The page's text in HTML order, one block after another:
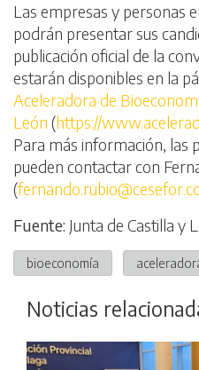
Las empresas y personas
podrán presentar sus
publicación oficial de la
estarán disponibles en la
Aceleradora de
León (https://
Para más información, las
pueden contactar con
(
Fuente: Junta de Castilla y
bioeconomía
Noticias